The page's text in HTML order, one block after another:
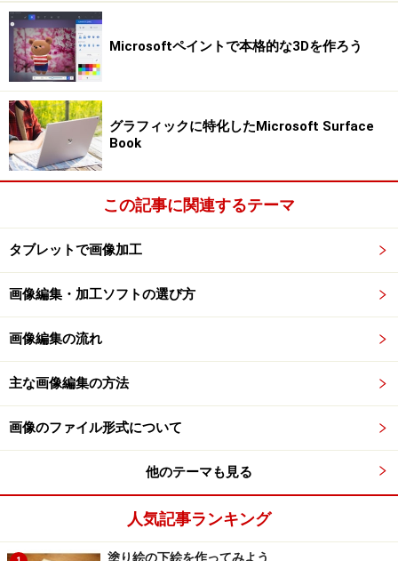
Microsoftペイントで本格的な3Dを作ろう
グラフィックに特化したMicrosoft Surface
Book
この記事に関連するテーマ
タブレットで画像加工
画像編集・加工ソフトの選び方
画像編集の流れ
主な画像編集の方法
画像のファイル形式について
他のテーマも見る
人気記事ランキング
塗り絵の下絵を作ってみよう